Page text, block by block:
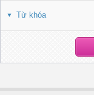
Từ khóa